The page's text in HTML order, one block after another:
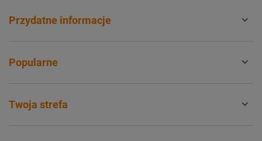
Przydatne informacje
Popularne
Twoja strefa